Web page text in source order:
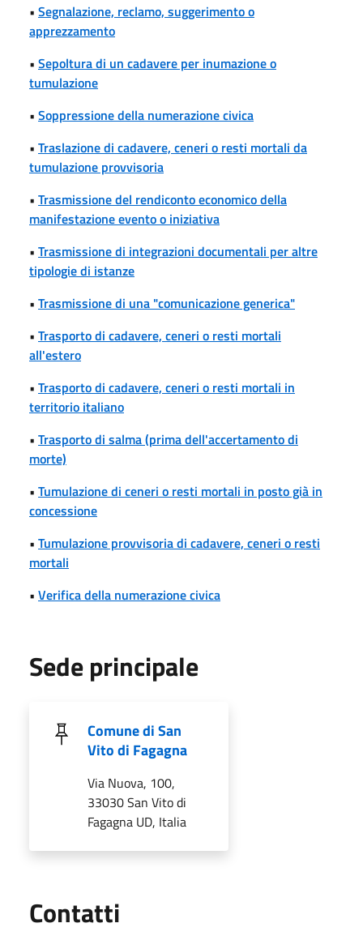
• Segnalazione, reclamo, suggerimento o
apprezzamento
• Sepoltura di un cadavere per inumazione o
tumulazione
• Soppressione della numerazione civica
• Traslazione di cadavere, ceneri o resti mortali da
tumulazione provvisoria
• Trasmissione del rendiconto economico della
manifestazione evento o iniziativa
• Trasmissione di integrazioni documentali per altre
tipologie di istanze
• Trasmissione di una "comunicazione generica"
• Trasporto di cadavere, ceneri o resti mortali
all'estero
• Trasporto di cadavere, ceneri o resti mortali in
territorio italiano
• Trasporto di salma (prima dell'accertamento di
morte)
• Tumulazione di ceneri o resti mortali in posto già in
concessione
• Tumulazione provvisoria di cadavere, ceneri o resti
mortali
• Verifica della numerazione civica
Sede principale
Comune di San
Vito di Fagagna
Via Nuova, 100,
33030 San Vito di
Fagagna UD, Italia
Contatti